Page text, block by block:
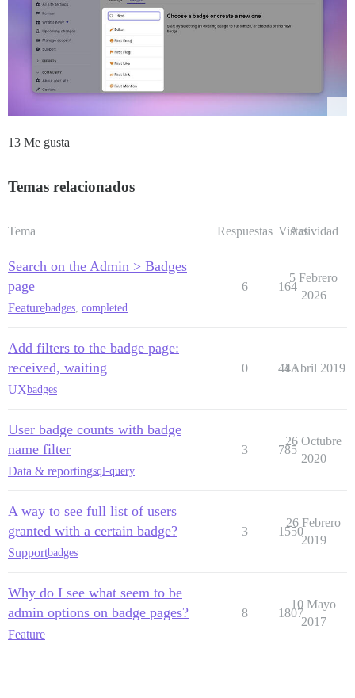
13 Me gusta
Temas relacionados
Tema Respuestas Vistas
Actividad
Search on the Admin > Badges
page
Featurebadges, completed
6 164
5 Febrero
2026
Add filters to the badge page:
received, waiting
UXbadges
0 443
3 Abril 2019
User badge counts with badge
name filter
Data & reportingsql-query
3 785
26 Octubre
2020
A way to see full list of users
granted with a certain badge?
Supportbadges
3 1550
26 Febrero
2019
Why do I see what seem to be
admin options on badge pages?
Feature
8 1807
10 Mayo
2017